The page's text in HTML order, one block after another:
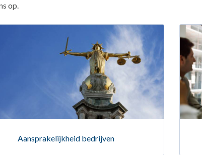
op.
Aansprakelijkheid bedrijven